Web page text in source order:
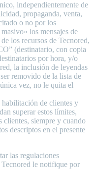
independientemente de
propaganda, venta,
o no por los
los mensajes de
los recursos de Tecnored,
(destinatario, con copia
por hora, y/o
la inclusión de leyendas
removido de la lista de
vez, no le quita el
de clientes y
superar estos límites,
clientes, siempre y cuando
descriptos en el presente
las regulaciones
le notifique por